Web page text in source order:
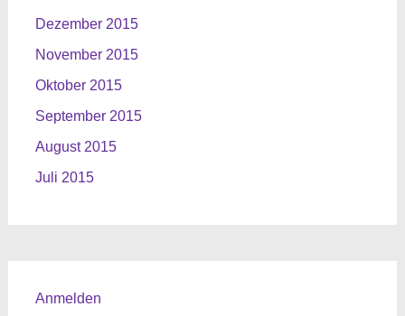
Dezember 2015
November 2015
Oktober 2015
September 2015
August 2015
Juli 2015
Anmelden